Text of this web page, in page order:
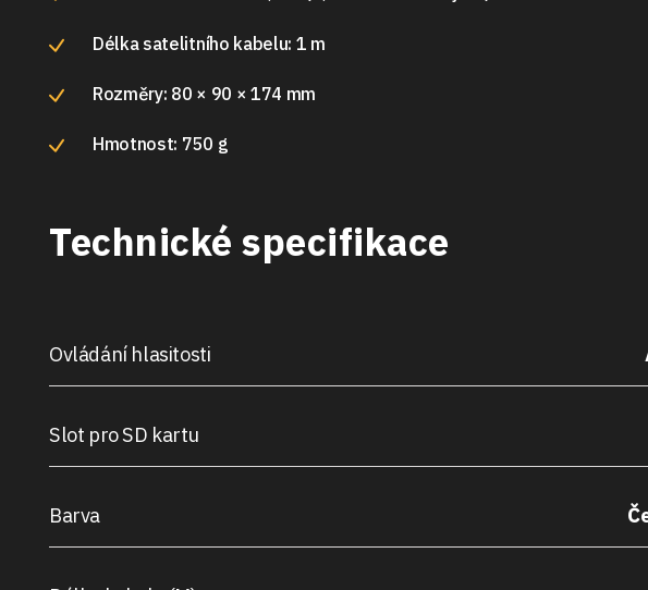
Délka satelitního kabelu: 1 m
Rozměry: 80 × 90 × 174 mm
Hmotnost: 750 g
Technické specifikace
Ovládání hlasitosti
Slot pro SD kartu
Barva